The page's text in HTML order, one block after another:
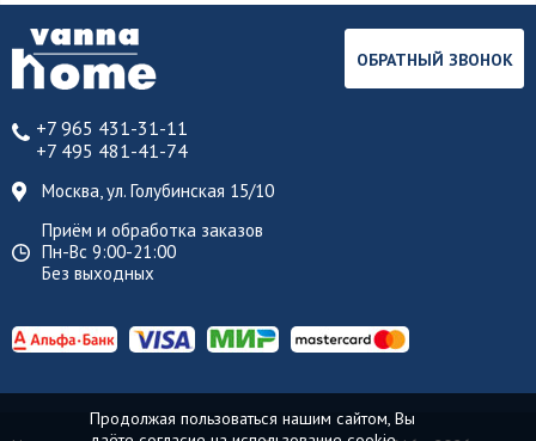
+7 965 431-31-11
+7 495 481-41-74
Москва, ул. Голубинская 15/10
Приём и обработка заказов
Пн-Вс 9:00-21:00
Без выходных
ОБРАТНЫЙ ЗВОНОК
Продолжая пользоваться нашим сайтом, Вы